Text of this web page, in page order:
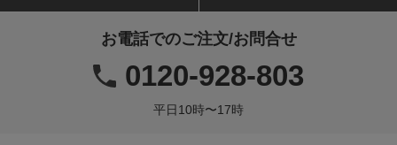
お電話でのご注文/お問合せ
0120-928-803
平日10時〜17時